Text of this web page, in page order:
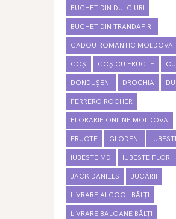
BUCHET DIN DULCIURI
BUCHET DIN TRANDAFIRI
CADOU ROMANTIC MOLDOVA
COȘ COȘ CU FRUCTE
DONDUȘENI DROCHIA
FERRERO ROCHER
FLORARIE ONLINE MOLDOVA
FRUCTE GLODENI
IUBESTE.MD IUBESTE FLORI
JACK DANIELS JUCĂRII
LIVRARE ALCOOL BĂLȚI
LIVRARE BALOANE BĂLȚI